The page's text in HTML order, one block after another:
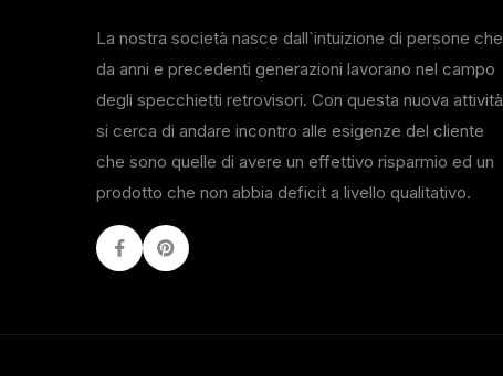
La nostra società nasce dall`intuizione di persone che
da anni e precedenti generazioni lavorano nel campo
degli specchietti retrovisori. Con questa nuova attività
si cerca di andare incontro alle esigenze del cliente
che sono quelle di avere un effettivo risparmio ed un
prodotto che non abbia deficit a livello qualitativo.
FacebookYoutube